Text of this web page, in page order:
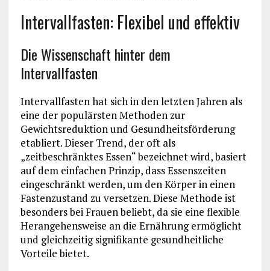
Intervallfasten: Flexibel und effektiv
Die Wissenschaft hinter dem
Intervallfasten
Intervallfasten hat sich in den letzten Jahren als
eine der populärsten Methoden zur
Gewichtsreduktion und Gesundheitsförderung
etabliert. Dieser Trend, der oft als
„zeitbeschränktes Essen“ bezeichnet wird, basiert
auf dem einfachen Prinzip, dass Essenszeiten
eingeschränkt werden, um den Körper in einen
Fastenzustand zu versetzen. Diese Methode ist
besonders bei Frauen beliebt, da sie eine flexible
Herangehensweise an die Ernährung ermöglicht
und gleichzeitig signifikante gesundheitliche
Vorteile bietet.